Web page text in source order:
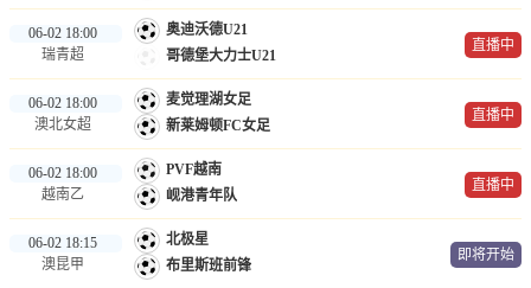
06-02 18:00
瑞青超
奥迪沃德U21
哥德堡大力士U21
直播中
06-02 18:00
澳北女超
麦觉理湖女足
新莱姆顿FC女足
直播中
06-02 18:00
越南乙
PVF越南
岘港青年队
直播中
06-02 18:15
澳昆甲
北极星
布里斯班前锋
即将开始